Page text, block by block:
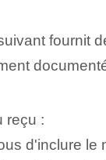
fournit
reçu :
d'inclure le